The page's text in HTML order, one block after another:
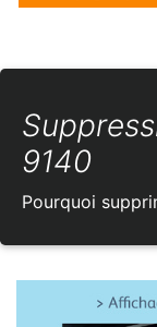
9140
Pourquoi